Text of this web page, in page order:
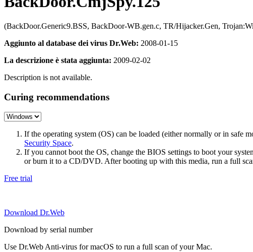
(BackDoor.Generic9.BSS, BackDoor-WB.gen.c, TR/Hijacker.Gen,
Aggiunto al database dei virus Dr.Web: 2008-01-15
La descrizione è stata aggiunta: 2009-02-02
Description is not available.
Curing recommendations
If the operating system (OS) can be loaded (either normally or in safe
Security Space.
If you cannot boot the OS, change the BIOS settings to boot your
or burn it to a CD/DVD. After booting up with this media, run a full
Free trial
Download Dr.Web
Download by serial number
Use Dr.Web Anti-virus for macOS to run a full scan of your Mac.